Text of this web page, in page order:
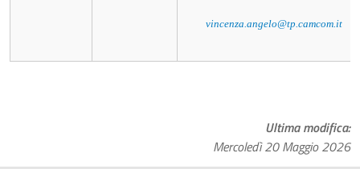
vincenza.angelo@tp.camcom.it
Ultima modifica
Mercoledì 20 Maggio 2026